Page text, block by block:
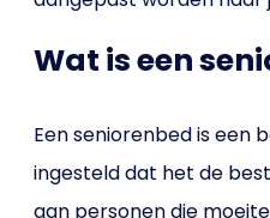
Wat is een
Een seniorenbed is een
ingesteld dat het de
aan personen die